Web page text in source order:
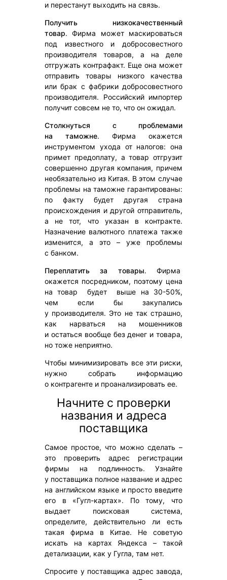
и перестанут выходить на связь.
Получить низкокачественный
товар. Фирма может маскироваться
под известного и добросовестного
производителя товаров, а на деле
отгружать контрафакт. Еще она может
отправить товары низкого качества
или брак с фабрики добросовестного
производителя. Российский импортер
получит совсем не то, что он ожидал.
Столкнуться с проблемами
на таможне. Фирма окажется
инструментом ухода от налогов: она
примет предоплату, а товар отгрузит
совершенно другая компания, причем
необязательно из Китая. В этом случае
проблемы на таможне гарантированы:
по факту будет другая страна
происхождения и другой отправитель,
а не тот, что указан в контракте.
Назначение валютного платежа также
изменится, а это – уже проблемы
с банком.
Переплатить за товары. Фирма
окажется посредником, поэтому цена
на товар будет выше на 30-50%,
чем если бы закупались
у производителя. Это не так страшно,
как нарваться на мошенников
и остаться вообще без денег и товара,
но тоже неприятно.
Чтобы минимизировать все эти риски,
нужно собрать информацию
о контрагенте и проанализировать ее.
Начните с проверки
названия и адреса
поставщика
Самое простое, что можно сделать –
это проверить адрес регистрации
фирмы на подлинность. Узнайте
у поставщика полное название и адрес
на английском языке и просто введите
его в «Гугл-картах». По тому, что
выдает поисковая система,
определите, действительно ли есть
такая фирма в Китае. Не советую
искать на картах Яндекса – такой
детализации, как у Гугла, там нет.
Спросите у поставщика адрес завода,